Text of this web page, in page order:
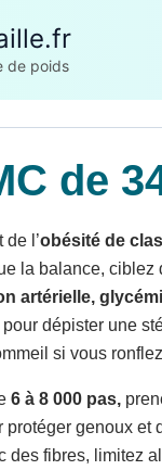
de poids
de
l’obésité de
la balance,
artérielle,
pour dépister une
si vous
6 à 8 000 pas,
genoux et
des fibres, limitez